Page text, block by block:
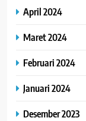
April 2024
Maret 2024
Februari 2024
Januari 2024
Desember 2023